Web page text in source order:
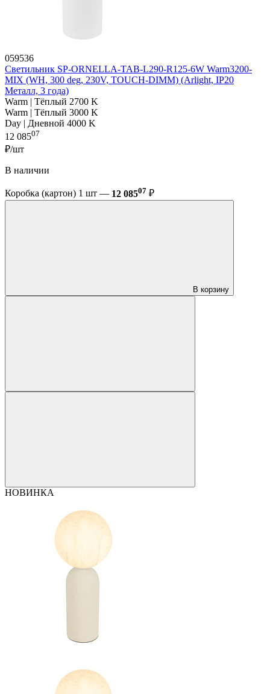
059536
Светильник SP-ORNELLA-TAB-L290-R125-6W Warm3200-
MIX (WH, 300 deg, 230V, TOUCH-DIMM) (Arlight, IP20
Металл, 3 года)
Warm | Тёплый 2700 K
Warm | Тёплый 3000 K
Day | Дневной 4000 K
12 08507
₽/шт
В наличии
Коробка (картон) 1 шт — 12 08507 ₽
В корзину
НОВИНКА